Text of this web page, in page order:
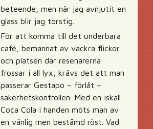
beteende, men när jag avnjutit en
glass blir jag törstig.
För att komma till det underbara
café, bemannat av vackra flickor
och platsen där resenärerna
frossar i all lyx, krävs det att man
passerar Gestapo – förlåt –
säkerhetskontrollen. Med en iskall
Coca Cola i handen möts man av
en vänlig men bestämd röst. Vad